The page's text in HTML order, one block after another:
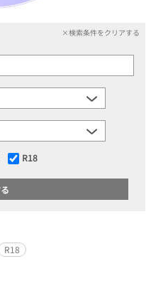
×検索条件をクリアする
R18
R18